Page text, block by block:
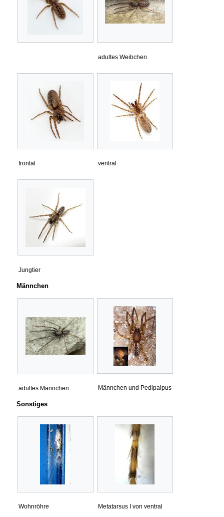
adultes Weibchen
frontal ventral
Jungtier
Männchen
adultes Männchen Männchen und Pedipalpus
Sonstiges
Wohnröhre Metatarsus I von ventral